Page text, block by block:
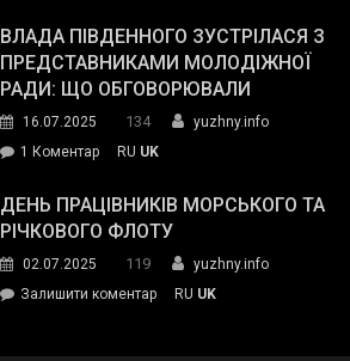
окупанти.
Маємо
діяти
команда
Південного
провів
інспекцію
укриття
ВЛАДА ПІВДЕННОГО ЗУСТРІЛАСЯ З
ПРЕДСТАВНИКАМИ МОЛОДІЖНОЇ
РАДИ: ЩО ОБГОВОРЮВАЛИ
16.07.2025 134
yuzhny.info
1 Коментардо
Південного
зустрілася
представниками
молодіжної
RU UK
ДЕНЬ ПРАЦІВНИКІВ МОРСЬКОГО ТА
РІЧКОВОГО ФЛОТУ
02.07.2025 119
yuzhny.info
Залишити коментарon
RU UK